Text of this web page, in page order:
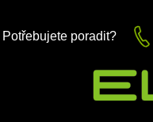
Potřebujete poradit?